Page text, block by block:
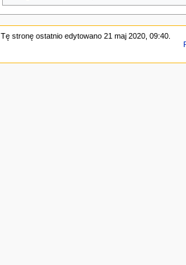
Tę stronę ostatnio edytowano 21 maj 2020, 09:40.